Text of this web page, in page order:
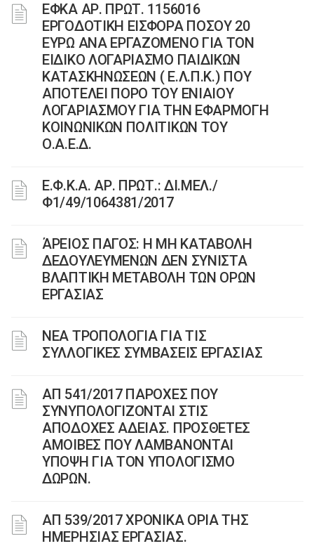
ΕΦΚΑ ΑΡ. ΠΡΩΤ. 1156016
ΕΡΓΟΔΟΤΙΚΗ ΕΙΣΦΟΡΑ ΠΟΣΟΥ 20
ΕΥΡΩ ΑΝΑ ΕΡΓΑΖΟΜΕΝΟ ΓΙΑ ΤΟΝ
ΕΙΔΙΚΟ ΛΟΓΑΡΙΑΣΜΟ ΠΑΙΔΙΚΩΝ
ΚΑΤΑΣΚΗΝΩΣΕΩΝ ( Ε.Λ.Π.Κ.) ΠΟΥ
ΑΠΟΤΕΛΕΙ ΠΟΡΟ ΤΟΥ ΕΝΙΑΙΟΥ
ΛΟΓΑΡΙΑΣΜΟΥ ΓΙΑ ΤΗΝ ΕΦΑΡΜΟΓΗ
ΚΟΙΝΩΝΙΚΩΝ ΠΟΛΙΤΙΚΩΝ ΤΟΥ
Ο.Α.Ε.Δ.
Ε.Φ.Κ.Α. ΑΡ. ΠΡΩΤ.: ΔΙ.ΜΕΛ./
Φ1/49/1064381/2017
ΆΡΕΙΟΣ ΠΑΓΟΣ: Η ΜΗ ΚΑΤΑΒΟΛΗ
ΔΕΔΟΥΛΕΥΜΕΝΩΝ ΔΕΝ ΣΥΝΙΣΤΑ
ΒΛΑΠΤΙΚΗ ΜΕΤΑΒΟΛΗ ΤΩΝ ΟΡΩΝ
ΕΡΓΑΣΙΑΣ
ΝΕΑ ΤΡΟΠΟΛΟΓΙΑ ΓΙΑ ΤΙΣ
ΣΥΛΛΟΓΙΚΕΣ ΣΥΜΒΑΣΕΙΣ ΕΡΓΑΣΙΑΣ
ΑΠ 541/2017 ΠΑΡΟΧΕΣ ΠΟΥ
ΣΥΝΥΠΟΛΟΓΙΖΟΝΤΑΙ ΣΤΙΣ
ΑΠΟΔΟΧΕΣ ΑΔΕΙΑΣ. ΠΡΟΣΘΕΤΕΣ
ΑΜΟΙΒΕΣ ΠΟΥ ΛΑΜΒΑΝΟΝΤΑΙ
ΥΠΟΨΗ ΓΙΑ ΤΟΝ ΥΠΟΛΟΓΙΣΜΟ
ΔΩΡΩΝ.
ΑΠ 539/2017 ΧΡΟΝΙΚΑ ΟΡΙΑ ΤΗΣ
ΗΜΕΡΗΣΙΑΣ ΕΡΓΑΣΙΑΣ.